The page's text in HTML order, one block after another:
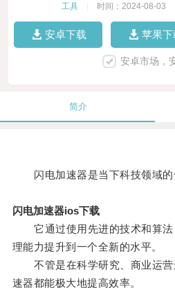
工具 时间：2024-08-03
安卓下载 苹果下
安卓市场，
简介
闪电加速器是当下科技领域的
闪电加速器ios下载
它通过使用先进的技术和算法
理能力提升到一个全新的水平。
不管是在科学研究、商业运营
速器都能极大地提高效率。